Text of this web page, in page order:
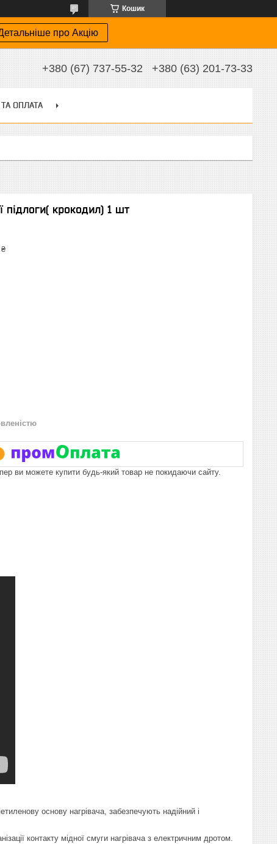
Кошик
про Акцію
+380 (67) 737-55-32 +380 (63) 201-73-33
ОПЛАТА
підлоги( крокодил) 1 шт
ви можете купити будь-який товар не покидаючи сайту.
основу нагрівача, забезпечують надійний і
контакту мідної смуги нагрівача з електричним дротом.